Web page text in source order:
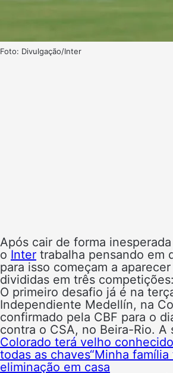
Foto: Divulgação/Inter
Após cair de forma
o Inter trabalha pensando em
para isso começam a
divididas em três
O primeiro desafio já é na
Independiente Medellín, na
confirmado pela CBF para o
contra o CSA, no Beira-Rio.
Colorado terá velho
todas as chaves“Minha
eliminação em casa